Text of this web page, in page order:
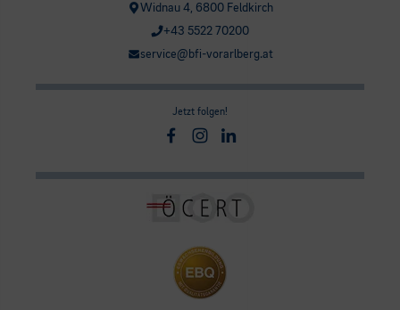
Widnau 4, 6800 Feldkirch
+43 5522 70200
service@bfi-vorarlberg.at
Jetzt folgen!
Facebook
Instagram
Linkedin